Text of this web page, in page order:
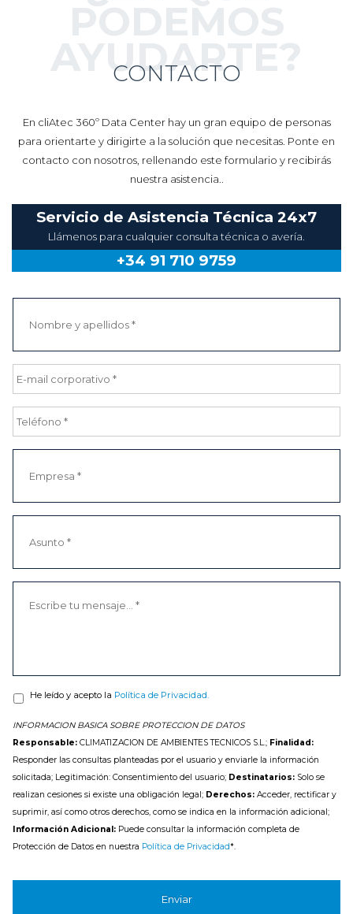
AYUDARTE?
CONTACTO
En cliAtec 360º Data Center hay un gran equipo de personas
para orientarte y dirigirte a la solución que necesitas. Ponte en
contacto con nosotros, rellenando este formulario y recibirás
nuestra asistencia..
Servicio de Asistencia Técnica 24x7
Llámenos para cualquier consulta técnica o avería.
+34 91 710 9759
He leído y acepto la Política de Privacidad.
INFORMACION BASICA SOBRE PROTECCION DE DATOS
Responsable: CLIMATIZACION DE AMBIENTES TECNICOS S.L.; Finalidad:
Responder las consultas planteadas por el usuario y enviarle la información
solicitada; Legitimación: Consentimiento del usuario; Destinatarios: Solo se
realizan cesiones si existe una obligación legal; Derechos: Acceder, rectificar y
suprimir, así como otros derechos, como se indica en la información adicional;
Información Adicional: Puede consultar la información completa de
Protección de Datos en nuestra Política de Privacidad *.